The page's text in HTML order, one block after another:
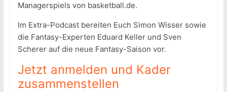
Managerspiels von basketball.de.
Im Extra-Podcast bereiten Euch Simon Wisser sowie
die Fantasy-Experten Eduard Keller und Sven
Scherer auf die neue Fantasy-Saison vor.
Jetzt anmelden und Kader
zusammenstellen